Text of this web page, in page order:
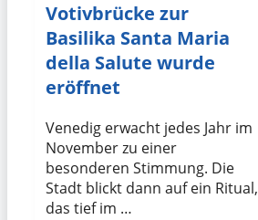
Votivbrücke zur
Basilika Santa Maria
della Salute wurde
eröffnet
Venedig erwacht jedes Jahr im
November zu einer
besonderen Stimmung. Die
Stadt blickt dann auf ein Ritual,
das tief im …